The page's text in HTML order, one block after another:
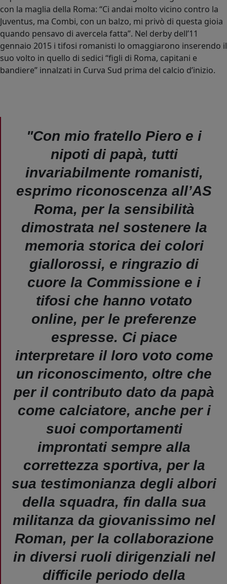
con la maglia della Roma: “Ci andai molto vicino contro la
Juventus, ma Combi, con un balzo, mi privò di questa gioia
quando pensavo di avercela fatta”. Nel derby dell’11
gennaio 2015 i tifosi romanisti lo omaggiarono inserendo il
suo volto in quello di sedici “figli di Roma, capitani e
bandiere” innalzati in Curva Sud prima del calcio d’inizio.
"Con mio fratello Piero e i
nipoti di papà, tutti
invariabilmente romanisti,
esprimo riconoscenza all’AS
Roma, per la sensibilità
dimostrata nel sostenere la
memoria storica dei colori
giallorossi, e ringrazio di
cuore la Commissione e i
tifosi che hanno votato
online, per le preferenze
espresse. Ci piace
interpretare il loro voto come
un riconoscimento, oltre che
per il contributo dato da papà
come calciatore, anche per i
suoi comportamenti
improntati sempre alla
correttezza sportiva, per la
sua testimonianza degli albori
della squadra, fin dalla sua
militanza da giovanissimo nel
Roman, per la collaborazione
in diversi ruoli dirigenziali nel
difficile periodo della